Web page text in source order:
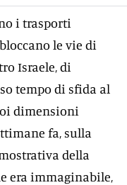
i trasporti
le vie di
Israele, di
tempo di sfida al
dimensioni
fa, sulla
della
era immaginabile,